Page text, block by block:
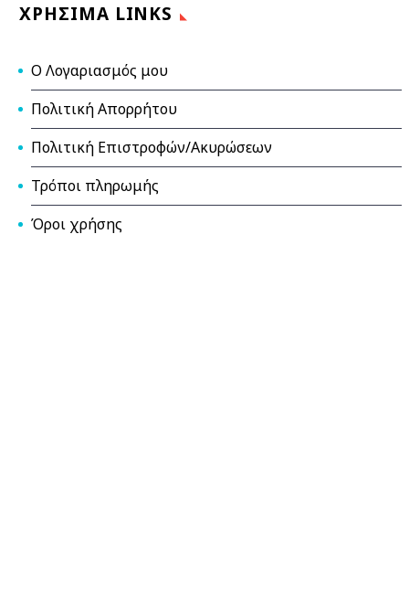
ΧΡΉΣΙΜΑ LINKS
Ο Λογαριασμός μου
Πολιτική Απορρήτου
Πολιτική Επιστροφών/Ακυρώσεων
Τρόποι πληρωμής
Όροι χρήσης